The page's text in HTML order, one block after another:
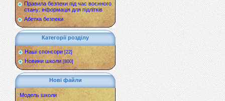
Правила безпеки під час воєнного
стану: інформація для підлітків
Абетка безпеки
Категорії розділу
Наші спонсори [22]
Новини школи [800]
Нові файли
Модель школи